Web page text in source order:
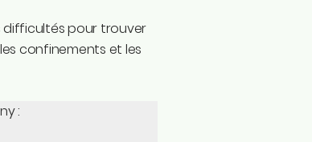
difficultés pour trouver
confinements et les
: